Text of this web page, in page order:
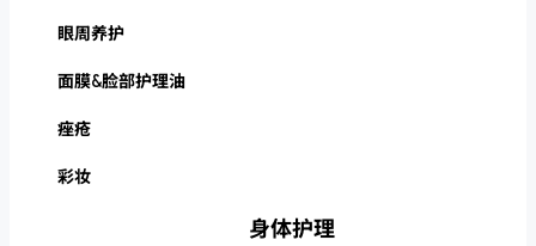
眼周养护
面膜&脸部护理油
痤疮
彩妆
身体护理